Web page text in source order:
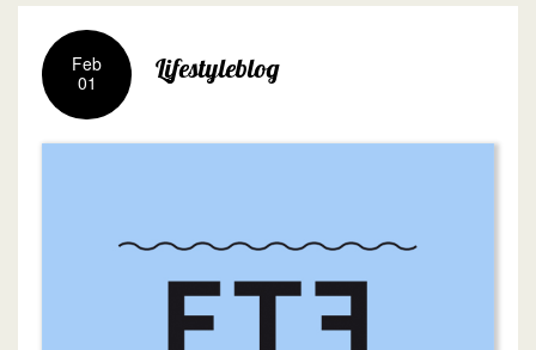
Feb
01
Lifestyleblog